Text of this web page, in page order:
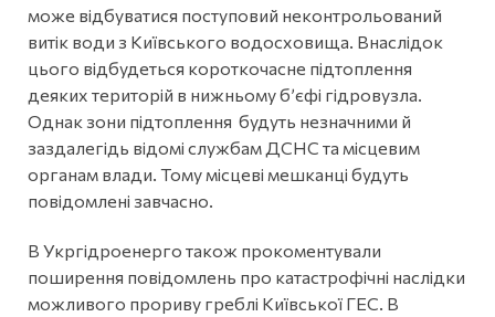
може відбуватися поступовий неконтрольований
витік води з Київського водосховища. Внаслідок
цього відбудеться короткочасне підтоплення
деяких територій в нижньому б’єфі гідровузла.
Однак зони підтоплення будуть незначними й
заздалегідь відомі службам ДСНС та місцевим
органам влади. Тому місцеві мешканці будуть
повідомлені завчасно.
В Укргідроенерго також прокоментували
поширення повідомлень про катастрофічні наслідки
можливого прориву греблі Київської ГЕС. В